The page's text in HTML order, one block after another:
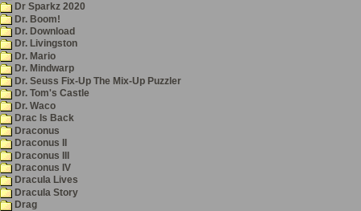
Dr Sparkz 2020
Dr. Boom!
Dr. Download
Dr. Livingston
Dr. Mario
Dr. Mindwarp
Dr. Seuss Fix-Up The Mix-Up Puzzler
Dr. Tom's Castle
Dr. Waco
Drac Is Back
Draconus
Draconus II
Draconus III
Draconus IV
Dracula Lives
Dracula Story
Drag